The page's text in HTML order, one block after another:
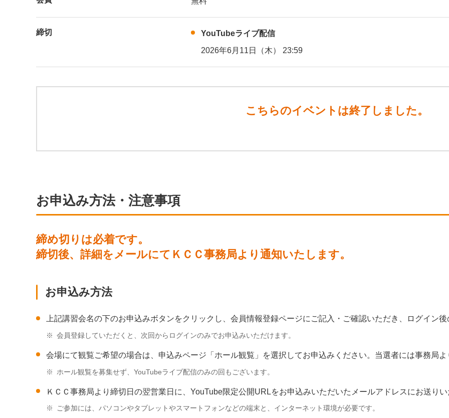
締切 YouTubeライブ配信
2026年6月11日（木） 23:59
こちらのイベントは終了しました。
お申込み方法・注意事項
締め切りは必着です。
締切後、詳細をメールにてＫＣＣ事務局より通知いたします。
お申込み方法
上記講習会名の下のお申込みボタンをクリックし、会員情報登録ページにご記入・ご確認いただき、ログイン
※ 会員登録していただくと、次回からログインのみでお申込みいただけます。
会場にて観覧ご希望の場合は、申込みページ「ホール観覧」を選択してお申込みください。当選者には事務局
※ ホール観覧を募集せず、YouTubeライブ配信のみの回もございます。
ＫＣＣ事務局より締切日の翌営業日に、YouTube限定公開URLをお申込みいただいたメールアドレスにお送り
※ ご参加には、パソコンやタブレットやスマートフォンなどの端末と、インターネット環境が必要です。